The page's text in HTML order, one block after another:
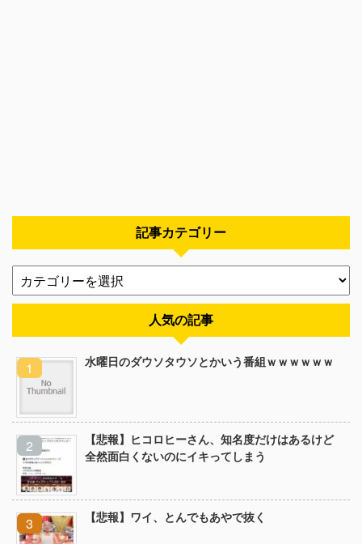
記事カテゴリー
人気の記事
水曜日のダウソタウソとかいう番組ｗｗｗｗｗｗ
【悲報】ヒコロヒーさん、知名度だけはあるけど
全然面白くないのにイキってしまう
【悲報】ワイ、とんでもあやで抜く